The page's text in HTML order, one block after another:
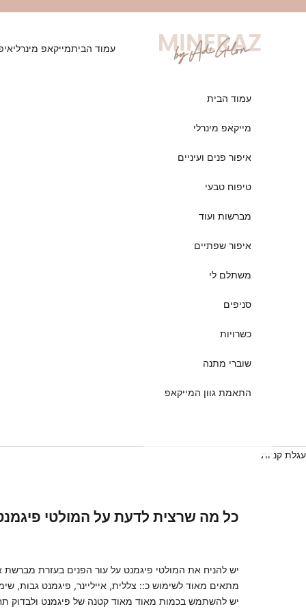
mineraz
עמוד הביתמייקאפ מינרלי
עמוד הבית
מייקאפ מינרלי
איפור פנים ועיניים
טיפוח טבעי
מברשות ועוד
איפור שפתיים
משתלם לי
סניפים
כשרויות
שוברי מתנה
התאמת גוון המייקאפ
עגלת קניות
כל מה שרצית לדעת על המולטי
יש להניח את המולטי פיגמנט על עור הפנים בעזרת מברשת
מתאים מאוד לשימוש כ:: צללית, אייליינר, פיגמנט גבות,
יש להשתמש בכמות מאוד מאוד קטנה של פיגמנט ולבדוק